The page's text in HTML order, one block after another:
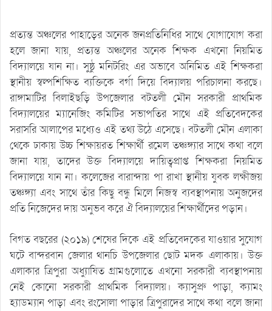
প্রত্যন্ত অঞ্চলের পাহাড়ের অনেক জনপ্রতিনিধির সাথে যোগাযোগ করা
হলে জানা যায়, প্রত্যন্ত অঞ্চলের অনেক শিক্ষক এখনো নিয়মিত
বিদ্যালয়ে যান না। সুষ্ঠু মনিটরিং এর অভাবে অনিমিত এই শিক্ষকরা
স্থানীয় স্বল্পশিক্ষিত ব্যক্তিকে বর্গা দিয়ে বিদ্যালয় পরিচালনা করছে।
রাঙ্গামাটির বিলাইছড়ি উপজেলার বটতলী মৌন সরকারী প্রাথমিক
বিদ্যালয়ের ম্যানেজিং কমিটির সভাপতির সাথে এই প্রতিবেদকের
সরাসরি আলাপের মধ্যেও এই তথ্য উঠে এসেছে। বটতলী মৌন এলাকা
থেকে ঢাকায় উচ্চ শিক্ষায়রত শিক্ষার্থী রমেল তঞ্চঙ্গ্যার সাথে কথা বলে
জানা যায়, তাদের উক্ত বিদ্যালয়ে দায়িত্বপ্রাপ্ত শিক্ষকরা নিয়মিত
বিদ্যালয়ে যান না। কলেজের বারান্দায় পা রাখা স্থানীয় যুবক লক্ষীজয়
তঞ্চঙ্গ্যা এবং সাথে তাঁর কিছু বন্ধু মিলে নিজস্ব ব্যবস্থাপনায় অনুজদের
প্রতি নিজেদের দায় অনুভব করে ঐ বিদ্যালয়ের শিক্ষার্থীদের পড়ান।
বিগত বছরের (২০১৯) শেষের দিকে এই প্রতিবেদকের যাওয়ার সুযোগ
ঘটে বান্দরবান জেলার থানচি উপজেলার ছোট মদক এলাকায়। উক্ত
এলাকার ত্রিপুরা অধ্যুাষিত গ্রামগুলোতে এখনো সরকারী ব্যবস্থাপনায়
নেই কোনো সরকারী প্রাথমিক বিদ্যালয়। ক্যাসুপ্রু পাড়া, ক্যামং
হ্যাডম্যান পাড়া এবং রংসোলা পাড়ার ত্রিপুরাদের সাথে কথা বলে জানা